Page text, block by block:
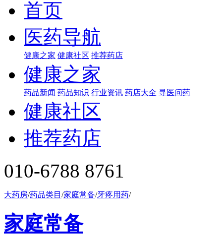
首页
医药导航
健康之家 健康社区 推荐药店
健康之家
药品新闻 药品知识 行业资讯 药店大全 寻医问药
健康社区
推荐药店
010-6788 8761
大药房/药品类目 /家庭常备/牙疼用药/
家庭常备